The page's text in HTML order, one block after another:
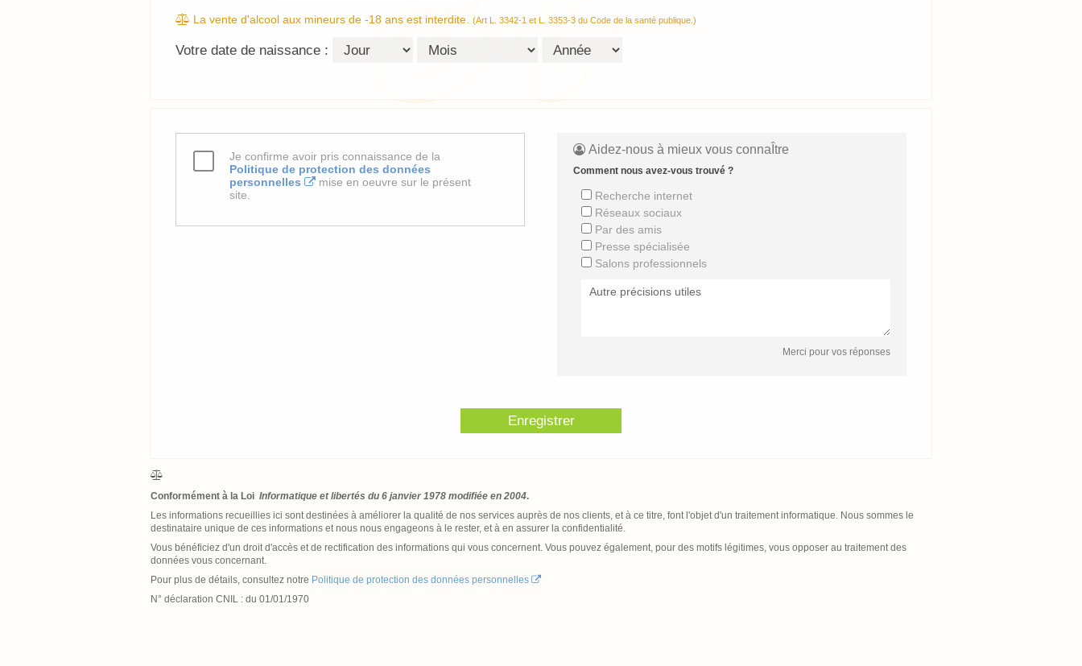
La vente d'alcool aux mineurs de -18 ans est interdite. (Art L. 3342-1 et L. 3353-3 du Code de la santé publique.)
Votre date de naissance :
Je confirme avoir pris connaissance de la
Politique de protection des données
personnelles
mise en oeuvre sur le présent
site.
Aidez-nous à mieux vous connaÎtre
Comment nous avez-vous trouvé ?
Recherche internet
Réseaux sociaux
Par des amis
Presse spécialisée
Salons professionnels
Merci pour vos réponses
Conformément à la Loi Informatique et libertés du 6 janvier 1978 modifiée en 2004.
Les informations recueillies ici sont destinées à améliorer la qualité de nos services auprès de nos clients, et à ce titre, font l'objet d'un traitement informatique. Nous sommes le
destinataire unique de ces informations et nous nous engageons à le rester, et à en assurer la confidentialité.
Vous bénéficiez d'un droit d'accès et de rectification des informations qui vous concernent. Vous pouvez également, pour des motifs légitimes, vous opposer au traitement des
données vous concernant.
Pour plus de détails, consultez notre Politique de protection des données personnelles
N° déclaration CNIL : du 01/01/1970